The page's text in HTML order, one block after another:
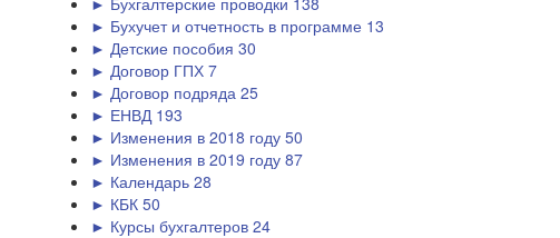
► Бухучет и отчетность в программе 13
► Детские пособия 30
► Договор ГПХ 7
► Договор подряда 25
► ЕНВД 193
► Изменения в 2018 году 50
► Изменения в 2019 году 87
► Календарь 28
► КБК 50
► Курсы бухгалтеров 24